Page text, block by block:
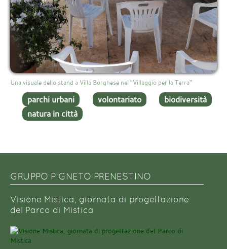
Una visuale dello stand a Villa Borghese nel "Villaggio per la Terra"
parchi urbani volontariato
biodiversità
natura in città
GRUPPO PIGNETO PRENESTINO
Visione Mistica, giornata di progettazione
del Parco di Mistica